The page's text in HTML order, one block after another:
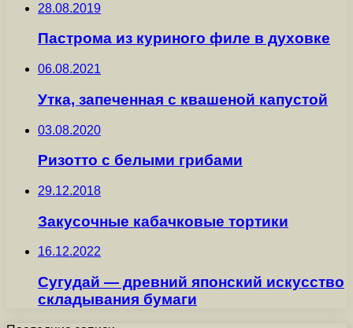
28.08.2019
Пастрома из куриного филе в духовке
06.08.2021
Утка, запеченная с квашеной капустой
03.08.2020
Ризотто с белыми грибами
29.12.2018
Закусочные кабачковые тортики
16.12.2022
Сугудай — древний японский искусство
складывания бумаги